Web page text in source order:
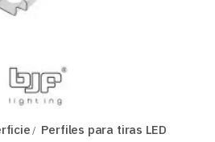
Perfiles para tiras LED